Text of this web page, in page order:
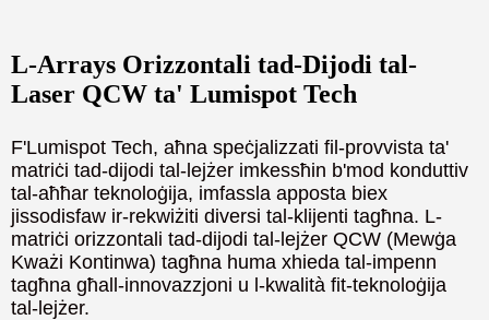
L-Arrays Orizzontali tad-Dijodi tal-
Laser QCW ta' Lumispot Tech
F'Lumispot Tech, aħna speċjalizzati fil-provvista ta'
matriċi tad-dijodi tal-lejżer imkessħin b'mod konduttiv
tal-aħħar teknoloġija, imfassla apposta biex
jissodisfaw ir-rekwiżiti diversi tal-klijenti tagħna. L-
matriċi orizzontali tad-dijodi tal-lejżer QCW (Mewġa
Kważi Kontinwa) tagħna huma xhieda tal-impenn
tagħna għall-innovazzjoni u l-kwalità fit-teknoloġija
tal-lejżer.